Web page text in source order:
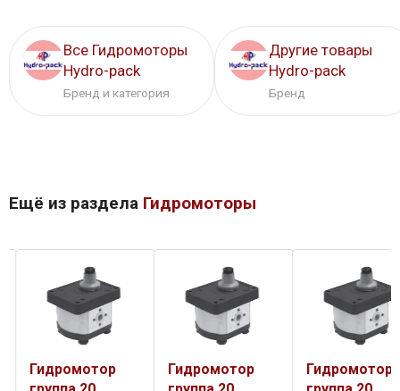
Все Гидромоторы
Hydro-pack
Бренд и категория
Другие товары
Hydro-pack
Бренд
Ещё из раздела Гидромоторы
Гидромотор
Гидромотор
Гидромотор